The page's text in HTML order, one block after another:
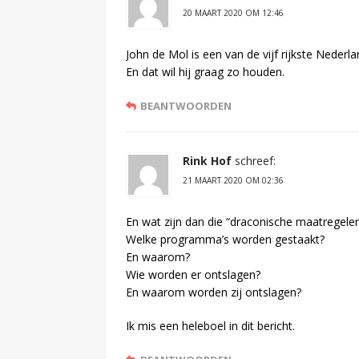
20 MAART 2020 OM 12:46
John de Mol is een van de vijf rijkste
En dat wil hij graag zo houden.
BEANTWOORDEN
Rink Hof schreef:
21 MAART 2020 OM 02:36
En wat zijn dan die “draconische
Welke programma’s worden gestaakt?
En waarom?
Wie worden er ontslagen?
En waarom worden zij ontslagen?
Ik mis een heleboel in dit bericht.